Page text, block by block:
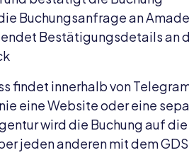
Buchungsanfrage an
Bestätigungsdetails an
findet innerhalb von
eine Website oder eine
wird die Buchung auf
jeden anderen mit dem GDS